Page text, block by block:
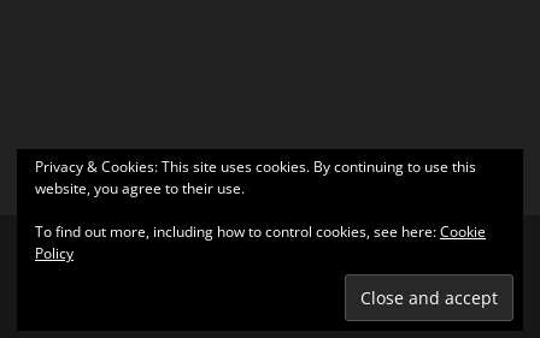
| Υποστηρίζεται από
Privacy & Cookies: This site uses cookies. By continuing to use this
website, you agree to their use.
To find out more, including how to control cookies, see here:Cookie
Policy